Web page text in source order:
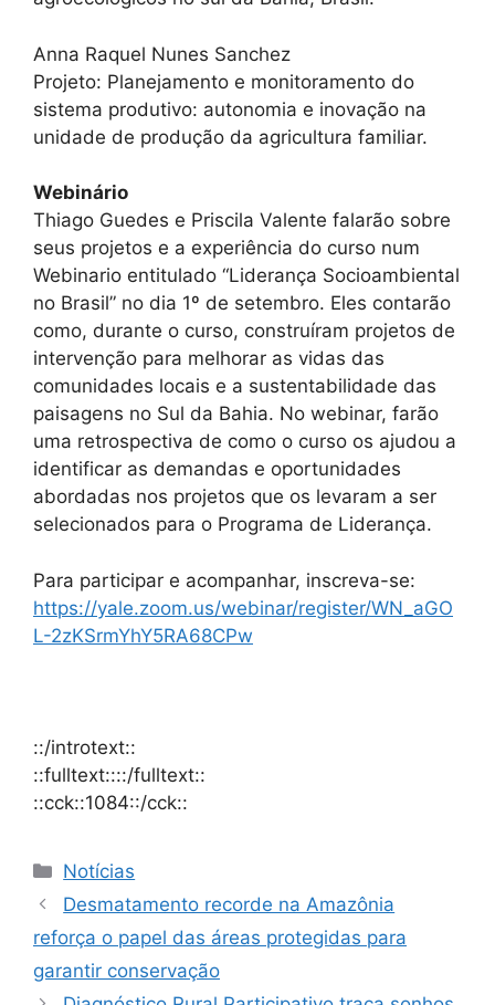
Anna Raquel Nunes Sanchez
Projeto: Planejamento e monitoramento do
sistema produtivo: autonomia e inovação na
unidade de produção da agricultura familiar.
Webinário
Thiago Guedes e Priscila Valente falarão sobre
seus projetos e a experiência do curso num
Webinario entitulado “Liderança Socioambiental
no Brasil” no dia 1º de setembro. Eles contarão
como, durante o curso, construíram projetos de
intervenção para melhorar as vidas das
comunidades locais e a sustentabilidade das
paisagens no Sul da Bahia. No webinar, farão
uma retrospectiva de como o curso os ajudou a
identificar as demandas e oportunidades
abordadas nos projetos que os levaram a ser
selecionados para o Programa de Liderança.
Para participar e acompanhar, inscreva-se:
https://yale.zoom.us/webinar/register/WN_aGO
L-2zKSrmYhY5RA68CPw
::/introtext::
::fulltext::::/fulltext::
::cck::1084::/cck::
Notícias
Desmatamento recorde na Amazônia
reforça o papel das áreas protegidas para
garantir conservação